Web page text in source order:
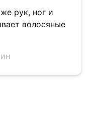
рук, ног и
волосяные